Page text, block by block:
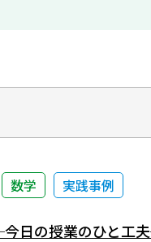
数学 実践事例
日の授業のひと工